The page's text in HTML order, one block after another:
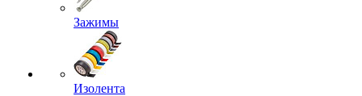
Зажимы
Изолента